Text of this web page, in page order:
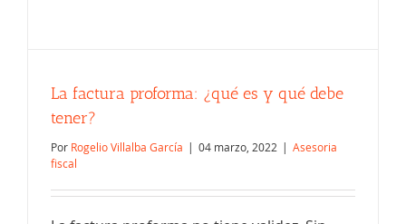
La factura proforma: ¿qué es y qué debe
tener?
Por Rogelio Villalba García | 04 marzo, 2022 | Asesoria
fiscal